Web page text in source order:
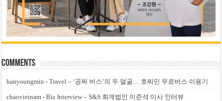
Comments
hanyoungmin -Travel – ‘공짜 버스’의 두 얼굴… 호찌민 무료버스 이용기
chaovietnam -Biz Interview – S&S 회계법인 이준석 이사 인터뷰